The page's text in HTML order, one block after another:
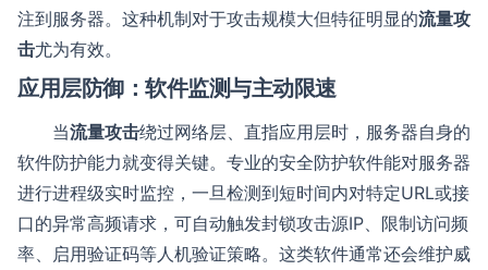
注到服务器。这种机制对于攻击规模大但特征明显的流量攻
击尤为有效。
应用层防御：软件监测与主动限速
当流量攻击绕过网络层、直指应用层时，服务器自身的
软件防护能力就变得关键。专业的安全防护软件能对服务器
进行进程级实时监控，一旦检测到短时间内对特定URL或接
口的异常高频请求，可自动触发封锁攻击源IP、限制访问频
率、启用验证码等人机验证策略。这类软件通常还会维护威